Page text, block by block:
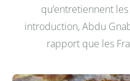
qu’entretiennent
introduction, Abdu
rapport que les